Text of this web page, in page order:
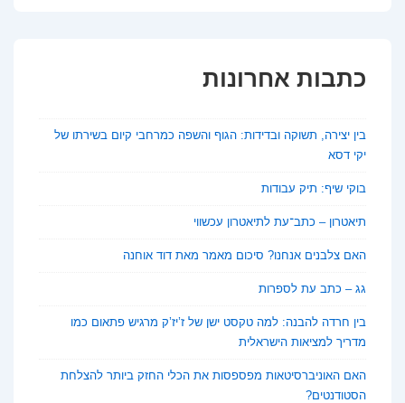
כתבות אחרונות
בין יצירה, תשוקה ובדידות: הגוף והשפה כמרחבי קיום בשירתו של
יקי דסא
בוקי שיף: תיק עבודות
תיאטרון – כתב־עת לתיאטרון עכשווי
האם צלבנים אנחנו? סיכום מאמר מאת דוד אוחנה
גג – כתב עת לספרות
בין חרדה להבנה: למה טקסט ישן של ז’יז’ק מרגיש פתאום כמו
מדריך למציאות הישראלית
האם האוניברסיטאות מפספסות את הכלי החזק ביותר להצלחת
הסטודנטים?